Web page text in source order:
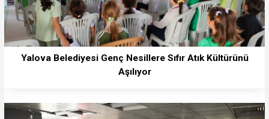
Yalova Belediyesi Genç Nesillere Sıfır Atık Kültürünü
Aşılıyor